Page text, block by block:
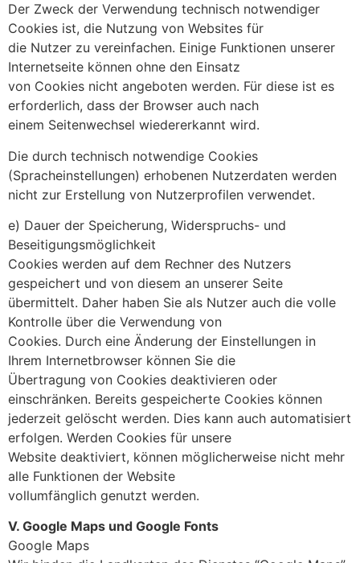
Der Zweck der Verwendung technisch notwendiger
Cookies ist, die Nutzung von Websites für
die Nutzer zu vereinfachen. Einige Funktionen unserer
Internetseite können ohne den Einsatz
von Cookies nicht angeboten werden. Für diese ist es
erforderlich, dass der Browser auch nach
einem Seitenwechsel wiedererkannt wird.
Die durch technisch notwendige Cookies
(Spracheinstellungen) erhobenen Nutzerdaten werden
nicht zur Erstellung von Nutzerprofilen verwendet.
e) Dauer der Speicherung, Widerspruchs- und
Beseitigungsmöglichkeit
Cookies werden auf dem Rechner des Nutzers
gespeichert und von diesem an unserer Seite
übermittelt. Daher haben Sie als Nutzer auch die volle
Kontrolle über die Verwendung von
Cookies. Durch eine Änderung der Einstellungen in
Ihrem Internetbrowser können Sie die
Übertragung von Cookies deaktivieren oder
einschränken. Bereits gespeicherte Cookies können
jederzeit gelöscht werden. Dies kann auch automatisiert
erfolgen. Werden Cookies für unsere
Website deaktiviert, können möglicherweise nicht mehr
alle Funktionen der Website
vollumfänglich genutzt werden.
V. Google Maps und Google Fonts
Google Maps